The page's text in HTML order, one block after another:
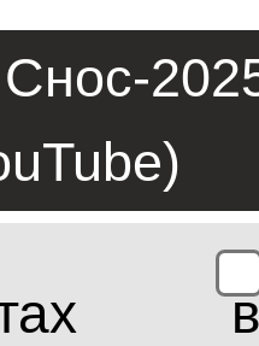
Снос-
в